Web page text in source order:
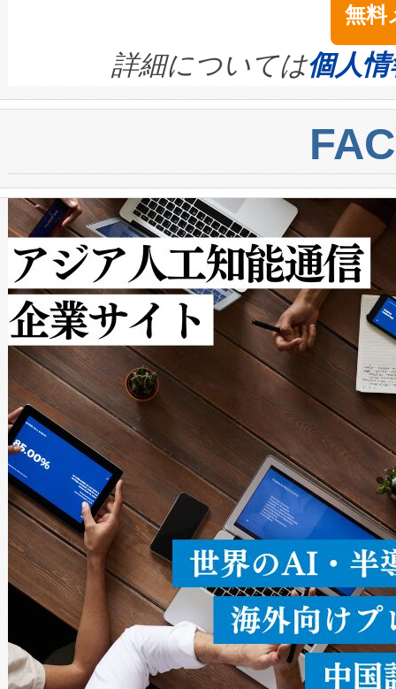
きます。この効率性は、フェ
ます。 Voltaiq provides a
quality and reliability for AI
BESS stack to ensure battery
centers. Voltaiqは、ai&のAI
からシステム統合、試運転、
クルの各段階のデータを監視
[…]
イズの小径化を実現すること
す。ノーマルモードでは、
ートル先まで検出でき、これ
トに対して約600メートルに
では、反射率10％のターゲッ
で向上し、最大検知距離は
ットだけで最大1キロメート
ルの変電所周囲を監視でき、
作業と点群処理を簡素化でき
Avia 2は、2種類のFOVオプシ
× 80°のノーマルモード、長
ードを切り替えて使用するこ
ることなく、単一のデバイス
うにします。遠距離まで届く
密度なスキャ […]
無料
詳細については個人